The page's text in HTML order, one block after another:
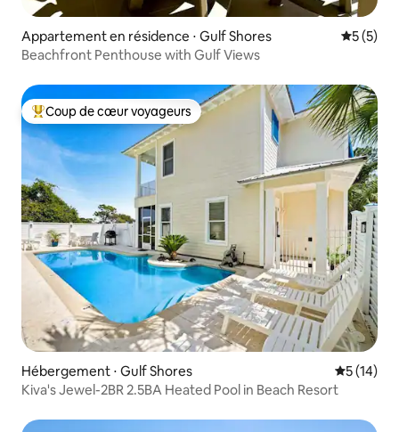
Appartement en résidence ⋅ Gulf Shores
5 (5)
Beachfront Penthouse with Gulf Views
Coups de cœur voyageurs les plus appréciés
Coup de cœur voyageurs
Hébergement ⋅ Gulf Shores
5 (14)
Kiva's Jewel-2BR 2.5BA Heated Pool in Beach Resort